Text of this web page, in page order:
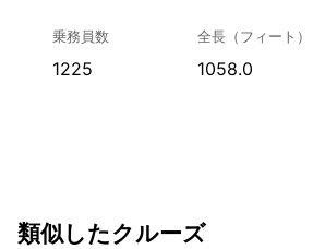
乗務員数
1225
全長（フィート）
1058.0
類似したクルーズ